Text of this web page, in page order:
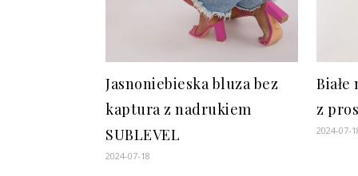
Jasnoniebieska bluza bez
kaptura z nadrukiem
SUBLEVEL
2024-07-18
z
2024-07-